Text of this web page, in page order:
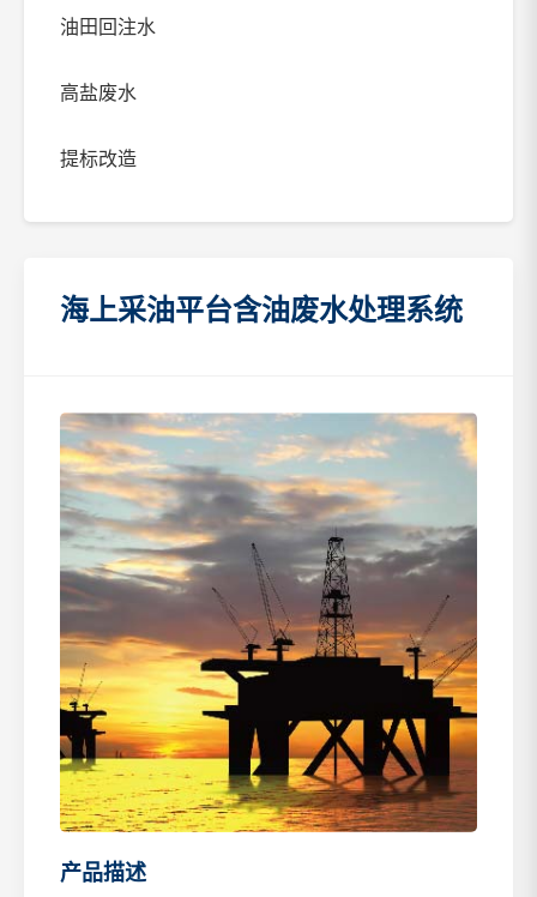
油田回注水
高盐废水
提标改造
海上采油平台含油废水处理系统
产品描述